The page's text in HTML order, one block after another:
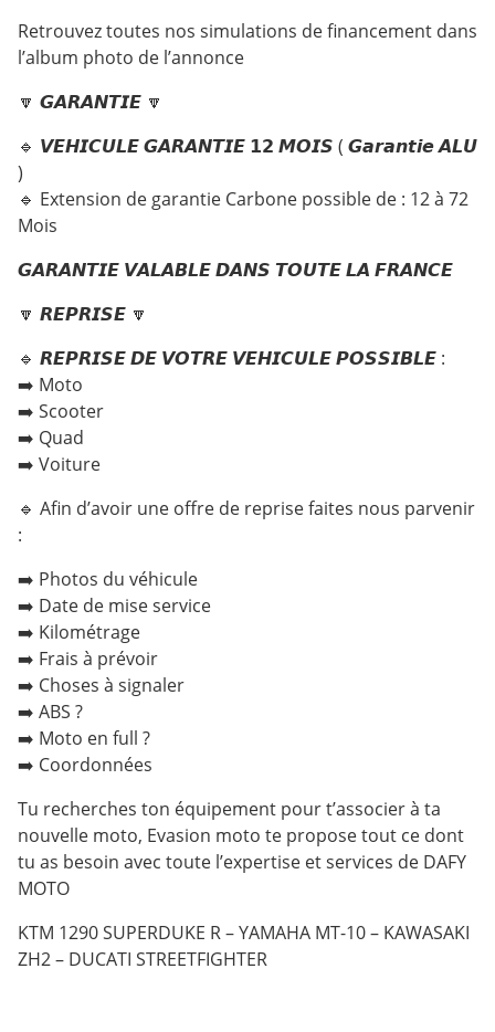
Retrouvez toutes nos simulations de financement dans
l’album photo de l’annonce
🔽 𝙂𝘼𝙍𝘼𝙉𝙏𝙄𝙀 🔽
🔹 𝙑𝙀𝙃𝙄𝘾𝙐𝙇𝙀 𝙂𝘼𝙍𝘼𝙉𝙏𝙄𝙀 𝟭𝟮 𝙈𝙊𝙄𝙎 ( 𝙂𝙖𝙧𝙖𝙣𝙩𝙞𝙚 𝘼𝙇𝙐
)
🔹 Extension de garantie Carbone possible de : 12 à 72
Mois
𝙂𝘼𝙍𝘼𝙉𝙏𝙄𝙀 𝙑𝘼𝙇𝘼𝘽𝙇𝙀 𝘿𝘼𝙉𝙎 𝙏𝙊𝙐𝙏𝙀 𝙇𝘼 𝙁𝙍𝘼𝙉𝘾𝙀
🔽 𝙍𝙀𝙋𝙍𝙄𝙎𝙀 🔽
🔹 𝙍𝙀𝙋𝙍𝙄𝙎𝙀 𝘿𝙀 𝙑𝙊𝙏𝙍𝙀 𝙑𝙀𝙃𝙄𝘾𝙐𝙇𝙀 𝙋𝙊𝙎𝙎𝙄𝘽𝙇𝙀 :
➡️ Moto
➡️ Scooter
➡️ Quad
➡️ Voiture
🔹 Afin d’avoir une offre de reprise faites nous parvenir
:
➡️ Photos du véhicule
➡️ Date de mise service
➡️ Kilométrage
➡️ Frais à prévoir
➡️ Choses à signaler
➡️ ABS ?
➡️ Moto en full ?
➡️ Coordonnées
Tu recherches ton équipement pour t’associer à ta
nouvelle moto, Evasion moto te propose tout ce dont
tu as besoin avec toute l’expertise et services de DAFY
MOTO
KTM 1290 SUPERDUKE R – YAMAHA MT-10 – KAWASAKI
ZH2 – DUCATI STREETFIGHTER